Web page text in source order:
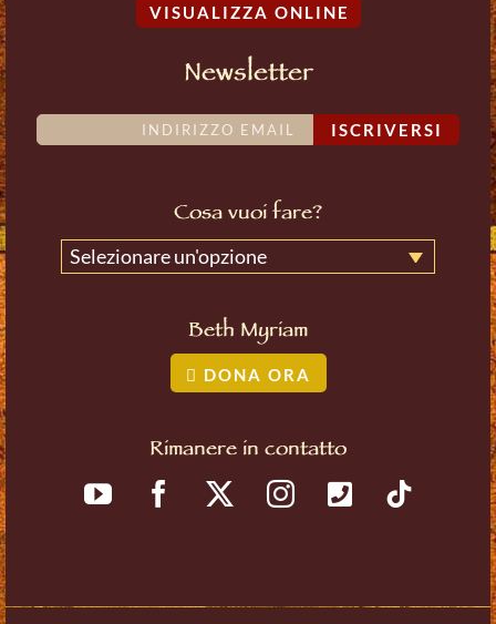
VISUALIZZA ONLINE
Newsletter
ISCRIVERSI
Cosa vuoi fare?
Selezionare un'opzione
Beth Myriam
DONA ORA
Rimanere in contatto